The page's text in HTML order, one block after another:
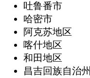
吐鲁番市
哈密市
阿克苏地区
喀什地区
和田地区
昌吉回族自治州